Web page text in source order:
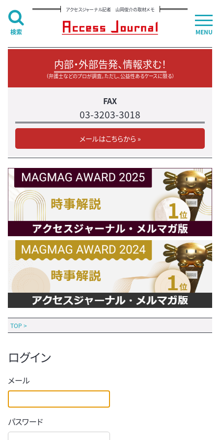
アクセスジャーナル記者 山岡俊介の取材メモ
内部・外部告発、情報求む！
（弁護士などのプロが調査。ただし、公益性あるケースに限る）
FAX
03-3203-3018
メールはこちらから »
TOP >
ログイン
メール
パスワード
MENU
検索